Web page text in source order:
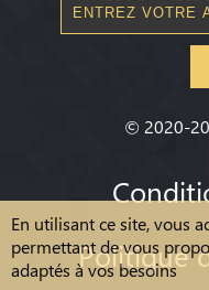
En utilisant ce site, vous
permettant de vous
adaptés à vos besoins
© 2020-
Politique